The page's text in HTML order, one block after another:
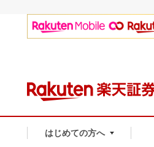
はじめての方へ